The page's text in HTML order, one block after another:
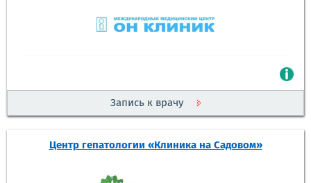
Запись к врачу
Центр гепатологии «Клиника на Садовом»